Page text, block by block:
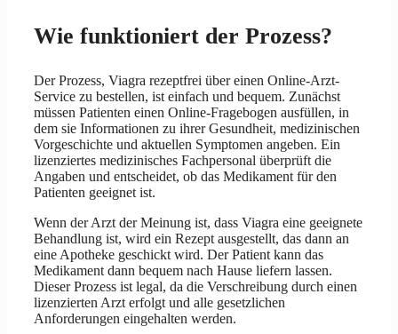
Wie funktioniert der Prozess?
Der Prozess, Viagra rezeptfrei über einen Online-Arzt-
Service zu bestellen, ist einfach und bequem. Zunächst
müssen Patienten einen Online-Fragebogen ausfüllen, in
dem sie Informationen zu ihrer Gesundheit, medizinischen
Vorgeschichte und aktuellen Symptomen angeben. Ein
lizenziertes medizinisches Fachpersonal überprüft die
Angaben und entscheidet, ob das Medikament für den
Patienten geeignet ist.
Wenn der Arzt der Meinung ist, dass Viagra eine geeignete
Behandlung ist, wird ein Rezept ausgestellt, das dann an
eine Apotheke geschickt wird. Der Patient kann das
Medikament dann bequem nach Hause liefern lassen.
Dieser Prozess ist legal, da die Verschreibung durch einen
lizenzierten Arzt erfolgt und alle gesetzlichen
Anforderungen eingehalten werden.